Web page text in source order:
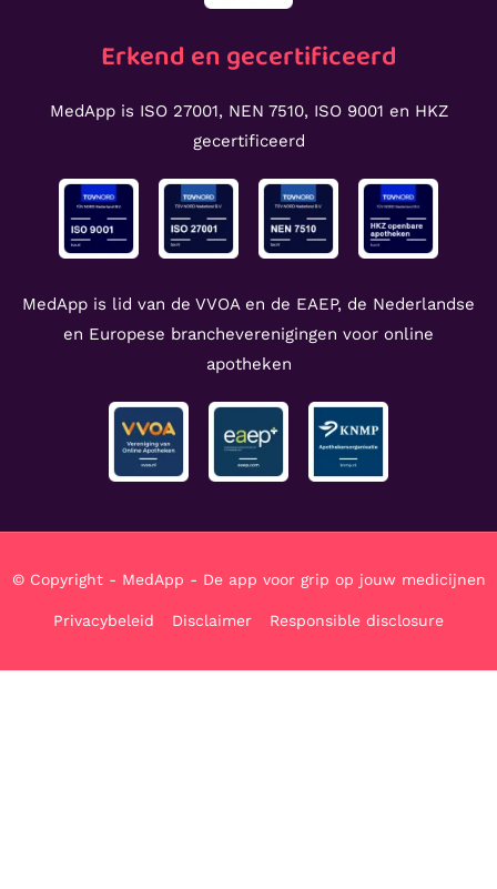
Erkend en gecertificeerd
MedApp is ISO 27001, NEN 7510, ISO 9001 en HKZ
gecertificeerd
MedApp is lid van de VVOA en de EAEP, de Nederlandse
en Europese brancheverenigingen voor online
apotheken
© Copyright - MedApp - De app voor grip op jouw medicijnen
Privacybeleid Disclaimer Responsible disclosure